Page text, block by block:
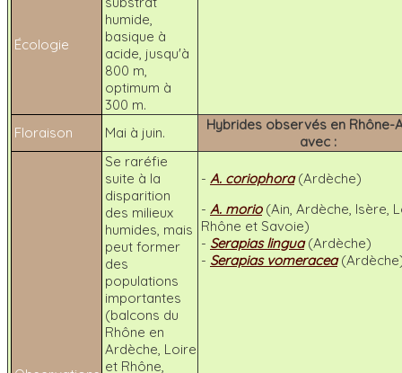
Écologie
humide,
basique à
acide, jusqu'à
800 m,
optimum à
300 m.
Floraison
Mai à juin.
Hybrides observés en Rhône-
avec :
Se raréfie
suite à la
disparition
des milieux
humides, mais
peut former
des
populations
importantes
(balcons du
Rhône en
Ardèche, Loire
et Rhône,
- A. coriophora(Ardèche)
- A. morio(Ain, Ardèche, Isère,
Rhône et Savoie)
- Serapias lingua(Ardèche)
- Serapias vomeracea